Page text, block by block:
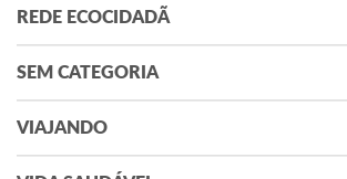
REDE ECOCIDADÃ
SEM CATEGORIA
VIAJANDO